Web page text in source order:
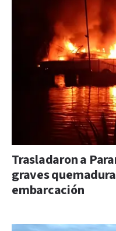
Trasladaron a
graves
embarcación